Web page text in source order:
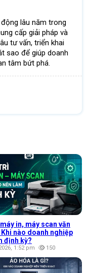
lâu năm trong
cấp giải pháp và
tư vấn, triển khai
sao để giúp doanh
tâm bứt phá.
in, máy scan văn
nào doanh nghiệp
định kỳ?
1:52 pm 150